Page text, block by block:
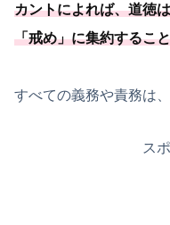
カントによれば、道徳
「戒め」に集約するこ
すべての義務や責務は
ス